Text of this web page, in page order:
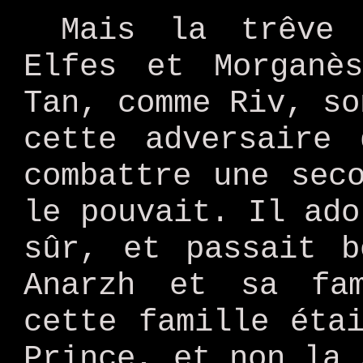
Mais la trêve
Elfes et
Tan, comme Riv,
cette adversaire
combattre une
le pouvait. Il
sûr, et passait
Anarzh et sa
cette famille